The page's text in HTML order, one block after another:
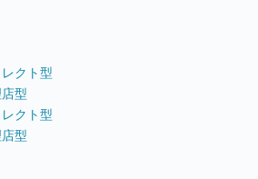
クト型
型
クト型
型